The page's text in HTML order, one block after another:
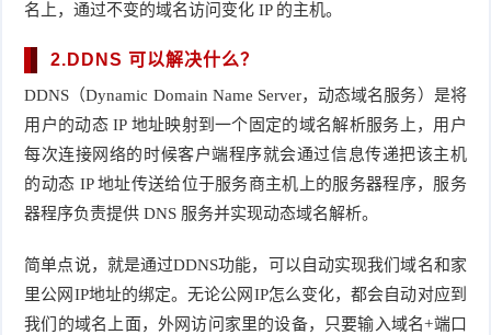
名上，通过不变的域名访问变化 IP 的主机。
2.DDNS 可以解决什么？
DDNS（Dynamic Domain Name Server，动态域名服务）是将
用户的动态 IP 地址映射到一个固定的域名解析服务上，用户
每次连接网络的时候客户端程序就会通过信息传递把该主机
的动态 IP 地址传送给位于服务商主机上的服务器程序，服务
器程序负责提供 DNS 服务并实现动态域名解析。
简单点说，就是通过DDNS功能，可以自动实现我们域名和家
里公网IP地址的绑定。无论公网IP怎么变化，都会自动对应到
我们的域名上面，外网访问家里的设备，只要输入域名+端口